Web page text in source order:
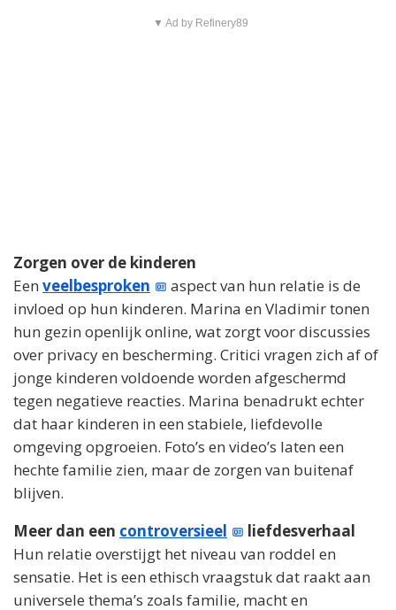
▼ Ad by Refinery89
Zorgen over de kinderen
Een veelbesproken
aspect van hun relatie is de
invloed op hun kinderen. Marina en Vladimir tonen
hun gezin openlijk online, wat zorgt voor discussies
over privacy en bescherming. Critici vragen zich af of
jonge kinderen voldoende worden afgeschermd
tegen negatieve reacties. Marina benadrukt echter
dat haar kinderen in een stabiele, liefdevolle
omgeving opgroeien. Foto’s en video’s laten een
hechte familie zien, maar de zorgen van buitenaf
blijven.
Meer dan een controversieel
liefdesverhaal
Hun relatie overstijgt het niveau van roddel en
sensatie. Het is een ethisch vraagstuk dat raakt aan
universele thema’s zoals familie, macht en